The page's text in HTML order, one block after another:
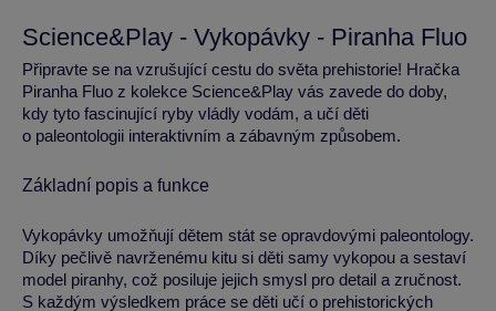
Science&Play - Vykopávky - Piranha Fluo
Připravte se na vzrušující cestu do světa prehistorie! Hračka
Piranha Fluo z kolekce Science&Play vás zavede do doby,
kdy tyto fascinující ryby vládly vodám, a učí děti
o paleontologii interaktivním a zábavným způsobem.
Základní popis a funkce
Vykopávky umožňují dětem stát se opravdovými paleontology.
Díky pečlivě navrženému kitu si děti samy vykopou a sestaví
model piranhy, což posiluje jejich smysl pro detail a zručnost.
S každým výsledkem práce se děti učí o prehistorických